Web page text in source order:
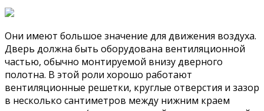
Они имеют большое значение для движения воздуха.
Дверь должна быть оборудована вентиляционной
частью, обычно монтируемой внизу дверного
полотна. В этой роли хорошо работают
вентиляционные решетки, круглые отверстия и зазор
в несколько сантиметров между нижним краем